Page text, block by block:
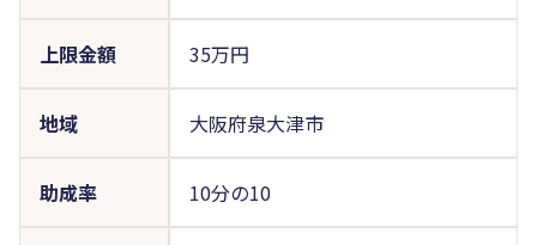
上限金額 35万円
地域 大阪府泉大津市
助成率 10分の10